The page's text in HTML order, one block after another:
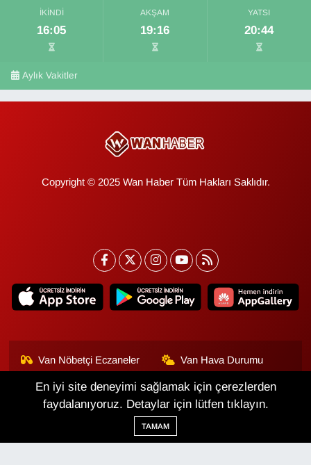
İKINDI
16:05
AKŞAM
19:16
YATSI
20:44
Aylık Vakitler
Copyright © 2025 Wan Haber Tüm Hakları Saklıdır.
Van Nöbetçi Eczaneler Van Hava Durumu
Van Namaz Vakitleri
Van Trafik Yoğunluk
Haritası
Puan Durumu ve Fikstür
En iyi site deneyimi sağlamak için çerezlerden
faydalanıyoruz. Detaylar için lütfen tıklayın.
TAMAM